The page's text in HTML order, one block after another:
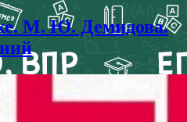
М. Ю. Демидова.